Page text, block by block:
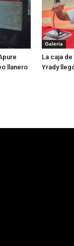
llanero
Galeria
La caja
Yrady